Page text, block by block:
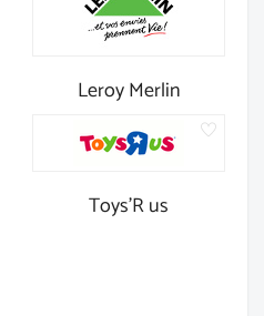
Leroy Merlin
Toys'R us